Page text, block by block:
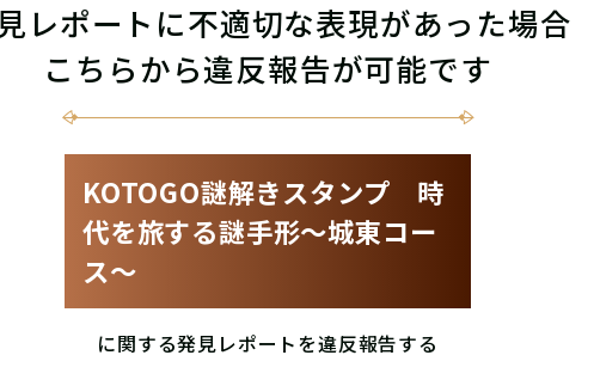
レポートに不適切な表現があった場合
こちらから違反報告が可能です
KOTOGO謎解きスタンプ 時
代を旅する謎手形〜城東コー
ス〜
に関する発見レポートを違反報告する